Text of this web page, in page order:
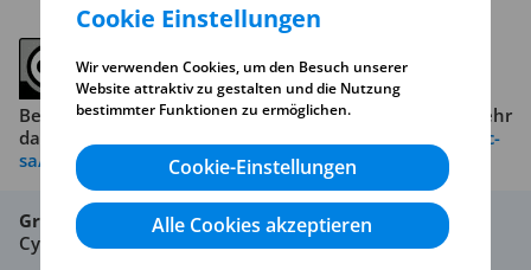
Beachten Sie die Copyright-Bedingungen. Lesen Sie mehr
dazu unter
https://creativecommons.org/licenses/by-nc-
sa/4.0/
Großgruppe
Cyanobacteria
Cookie Einstellungen
Wir verwenden Cookies, um den Besuch unserer
Website attraktiv zu gestalten und die Nutzung
bestimmter Funktionen zu ermöglichen.
Cookie-Einstellungen
Alle Cookies akzeptieren